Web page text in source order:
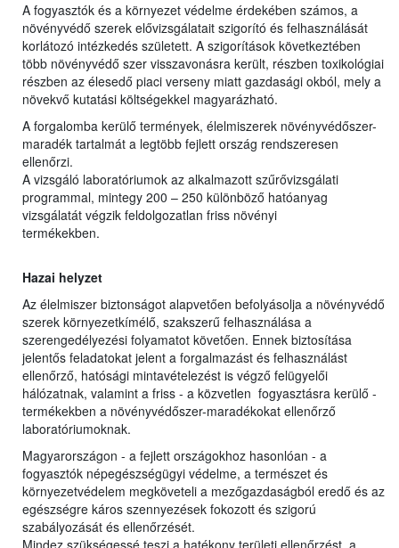
A fogyasztók és a környezet védelme érdekében számos, a
növényvédő szerek elővizsgálatait szigorító és felhasználását
korlátozó intézkedés született. A szigorítások következtében
több növényvédő szer visszavonásra került, részben toxikológiai
részben az élesedő piaci verseny miatt gazdasági okból, mely a
növekvő kutatási költségekkel magyarázható.
A forgalomba kerülő termények, élelmiszerek növényvédőszer-
maradék tartalmát a legtöbb fejlett ország rendszeresen
ellenőrzi.
A vizsgáló laboratóriumok az alkalmazott szűrővizsgálati
programmal, mintegy 200 – 250 különböző hatóanyag
vizsgálatát végzik feldolgozatlan friss növényi
termékekben.
Hazai helyzet
Az élelmiszer biztonságot alapvetően befolyásolja a növényvédő
szerek környezetkímélő, szakszerű felhasználása a
szerengedélyezési folyamatot követően. Ennek biztosítása
jelentős feladatokat jelent a forgalmazást és felhasználást
ellenőrző, hatósági mintavételezést is végző felügyelői
hálózatnak, valamint a friss - a közvetlen fogyasztásra kerülő -
termékekben a növényvédőszer-maradékokat ellenőrző
laboratóriumoknak.
Magyarországon - a fejlett országokhoz hasonlóan - a
fogyasztók népegészségügyi védelme, a természet és
környezetvédelem megköveteli a mezőgazdaságból eredő és az
egészségre káros szennyezések fokozott és szigorú
szabályozását és ellenőrzését.